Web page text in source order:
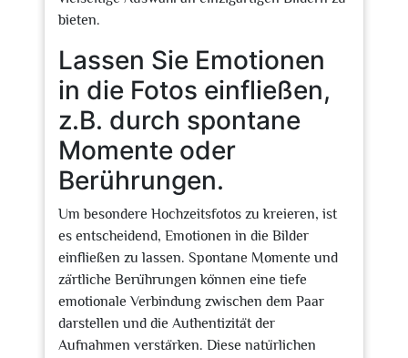
bieten.
Lassen Sie Emotionen
in die Fotos einfließen,
z.B. durch spontane
Momente oder
Berührungen.
Um besondere Hochzeitsfotos zu kreieren, ist
es entscheidend, Emotionen in die Bilder
einfließen zu lassen. Spontane Momente und
zärtliche Berührungen können eine tiefe
emotionale Verbindung zwischen dem Paar
darstellen und die Authentizität der
Aufnahmen verstärken. Diese natürlichen